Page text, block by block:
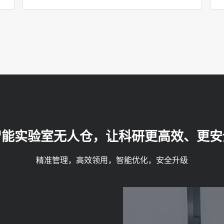
实验室无人仓，让科研更高效、更
精准管理，高效领用，智能优化，安全升级